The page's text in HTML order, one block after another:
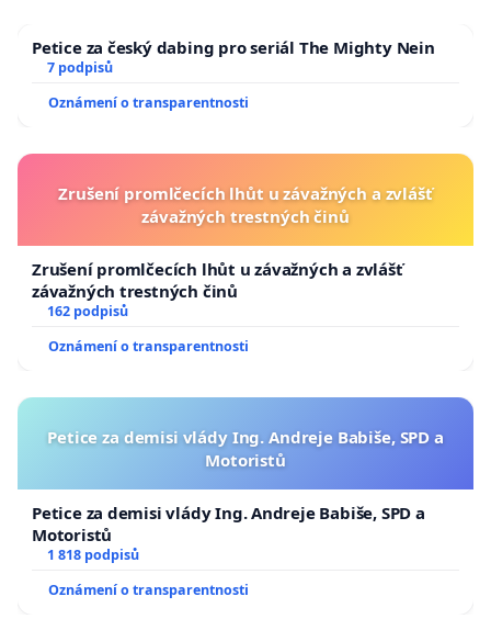
Petice za český dabing pro seriál The Mighty Nein
7 podpisů
Oznámení o transparentnosti
Zrušení promlčecích lhůt u závažných a zvlášť
závažných trestných činů
Zrušení promlčecích lhůt u závažných a zvlášť
závažných trestných činů
162 podpisů
Oznámení o transparentnosti
Petice za demisi vlády Ing. Andreje Babiše, SPD a
Motoristů
Petice za demisi vlády Ing. Andreje Babiše, SPD a
Motoristů
1 818 podpisů
Oznámení o transparentnosti